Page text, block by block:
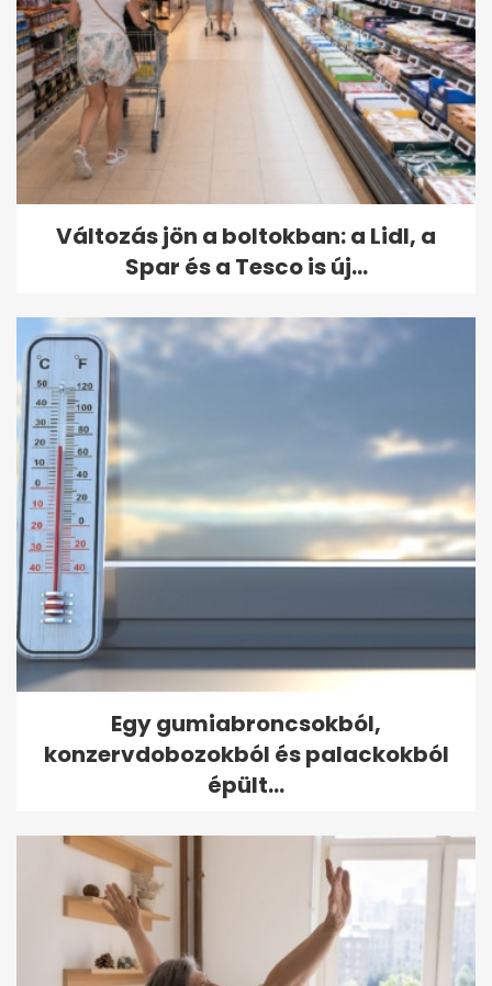
Változás jön a boltokban: a Lidl, a
Spar és a Tesco is új...
Egy gumiabroncsokból,
konzervdobozokból és palackokból
épült...